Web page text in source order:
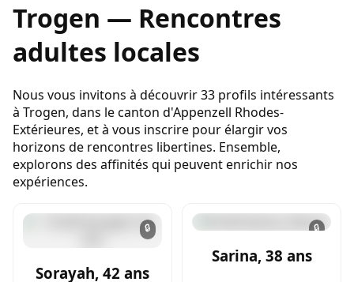
Trogen — Rencontres
adultes locales
Nous vous invitons à découvrir 33 profils intéressants
à Trogen, dans le canton d'Appenzell Rhodes-
Extérieures, et à vous inscrire pour élargir vos
horizons de rencontres libertines. Ensemble,
explorons des affinités qui peuvent enrichir nos
expériences.
🔒
Sorayah, 42 ans
🔒
Sarina, 38 ans